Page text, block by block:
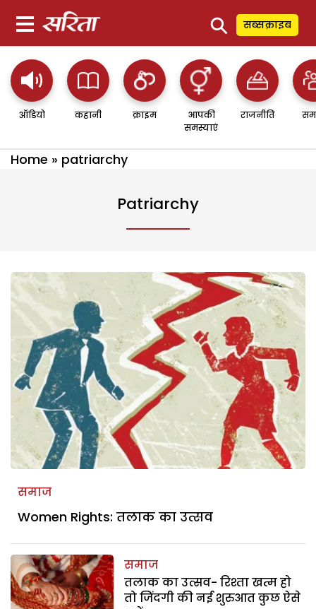
⚲ सब्सक्राइब
ऑडियो कहानी क्राइम
आपकी
समस्याएं
राजनीति
Home » patriarchy
Patriarchy
समाज
Women Rights: तलाक का उत्सव
समाज
तलाक का उत्सव- रिश्ता खत्म हो
तो जिंदगी की नई शुरुआत कुछ ऐसे